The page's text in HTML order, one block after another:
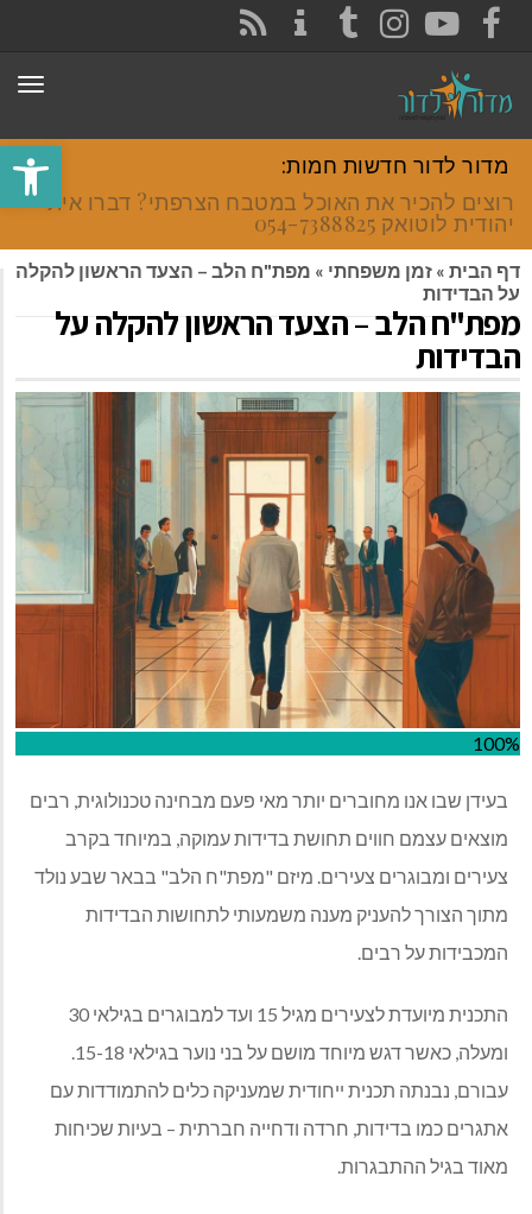
פתח
FACEBOOK
YOUTUBE
INSTAGRAM
TUMBLR
מדור לדור חדשות חמות:
רוצים להכיר את האוכל במטבח הצרפתי? דברו איתי
יהודית לוטואק 054-7388825.
דף הבית » זמן משפחתי » מפת"ח הלב – הצעד הראשון להקלה
על הבדידות
מפת"ח הלב – הצעד הראשון להקלה על
הבדידות
100%
בעידן שבו אנו מחוברים יותר מאי פעם מבחינה טכנולוגית, רבים
מוצאים עצמם חווים תחושת בדידות עמוקה, במיוחד בקרב
צעירים ומבוגרים צעירים. מיזם "מפת"ח הלב" בבאר שבע נולד
מתוך הצורך להעניק מענה משמעותי לתחושות הבדידות
המכבידות על רבים.
התכנית מיועדת לצעירים מגיל 15 ועד למבוגרים בגילאי 30
ומעלה, כאשר דגש מיוחד מושם על בני נוער בגילאי 15-18.
עבורם, נבנתה תכנית ייחודית שמעניקה כלים להתמודדות עם
אתגרים כמו בדידות, חרדה ודחייה חברתית – בעיות שכיחות
מאוד בגיל ההתבגרות.